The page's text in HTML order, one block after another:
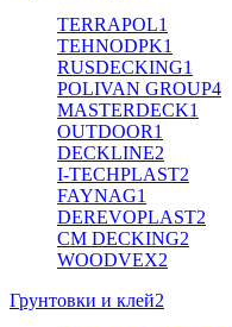
TERRAPOL1
TEHNODPK1
RUSDECKING1
POLIVAN GROUP4
MASTERDECK1
OUTDOOR1
DECKLINE2
I-TECHPLAST2
FAYNAG1
DEREVOPLAST2
CM DECKING2
WOODVEX2
Грунтовки и клей2